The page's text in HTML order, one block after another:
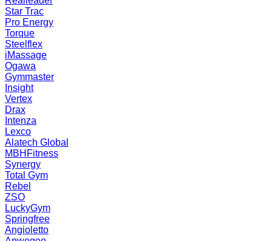
Star Trac
Pro Energy
Torque
Steelflex
iMassage
Ogawa
Gymmaster
Insight
Vertex
Drax
Intenza
Lexco
Alatech Global
MBHFitness
Synergy
Total Gym
Rebel
ZSO
LuckyGym
Springfree
Angioletto